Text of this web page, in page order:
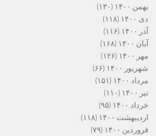
بهمن ۱۴۰۰
(۱۳۰)
دی ۱۴۰۰
(۱۱۸)
آذر ۱۴۰۰
(۱۱۶)
آبان ۱۴۰۰
(۱۶۸)
مهر ۱۴۰۰
(۱۲۶)
شهریور ۱۴۰۰
(۶۶)
مرداد ۱۴۰۰
(۱۵۱)
تیر ۱۴۰۰
(۱۱۰)
خرداد ۱۴۰۰
(۹۵)
اردیبهشت ۱۴۰۰
(۱۱۸)
فروردین ۱۴۰۰
(۷۹)